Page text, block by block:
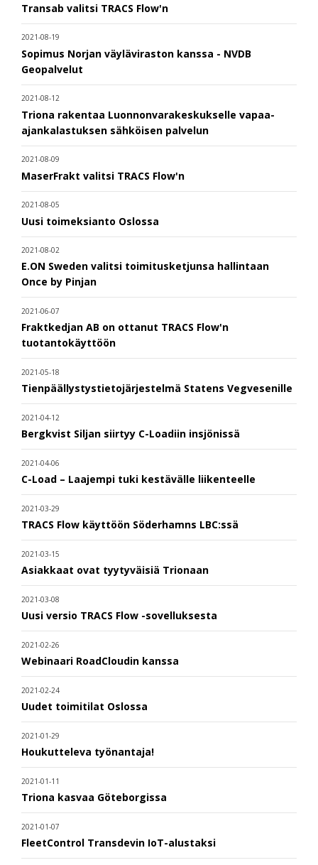
Transab valitsi TRACS Flow'n
2021-08-19
Sopimus Norjan väyläviraston kanssa - NVDB
Geopalvelut
2021-08-12
Triona rakentaa Luonnonvarakeskukselle vapaa-
ajankalastuksen sähköisen palvelun
2021-08-09
MaserFrakt valitsi TRACS Flow'n
2021-08-05
Uusi toimeksianto Oslossa
2021-08-02
E.ON Sweden valitsi toimitusketjunsa hallintaan
Once by Pinjan
2021-06-07
Fraktkedjan AB on ottanut TRACS Flow'n
tuotantokäyttöön
2021-05-18
Tienpäällystystietojärjestelmä Statens Vegvesenille
2021-04-12
Bergkvist Siljan siirtyy C-Loadiin insjönissä
2021-04-06
C-Load – Laajempi tuki kestävälle liikenteelle
2021-03-29
TRACS Flow käyttöön Söderhamns LBC:ssä
2021-03-15
Asiakkaat ovat tyytyväisiä Trionaan
2021-03-08
Uusi versio TRACS Flow -sovelluksesta
2021-02-26
Webinaari RoadCloudin kanssa
2021-02-24
Uudet toimitilat Oslossa
2021-01-29
Houkutteleva työnantaja!
2021-01-11
Triona kasvaa Göteborgissa
2021-01-07
FleetControl Transdevin IoT-alustaksi